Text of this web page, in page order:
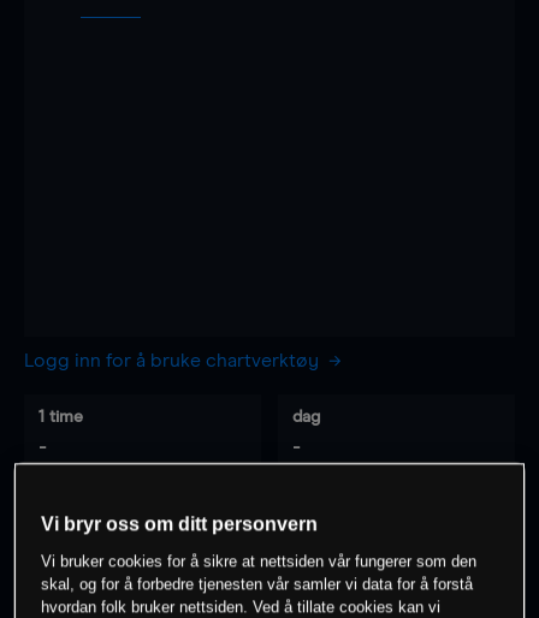
Logg inn for å bruke chartverktøy
1 time
-
dag
-
7 dager
-
30 dager
-
Vi bryr oss om ditt personvern
Vi bruker cookies for å sikre at nettsiden vår fungerer som den
skal, og for å forbedre tjenesten vår samler vi data for å forstå
hvordan folk bruker nettsiden. Ved å tillate cookies kan vi